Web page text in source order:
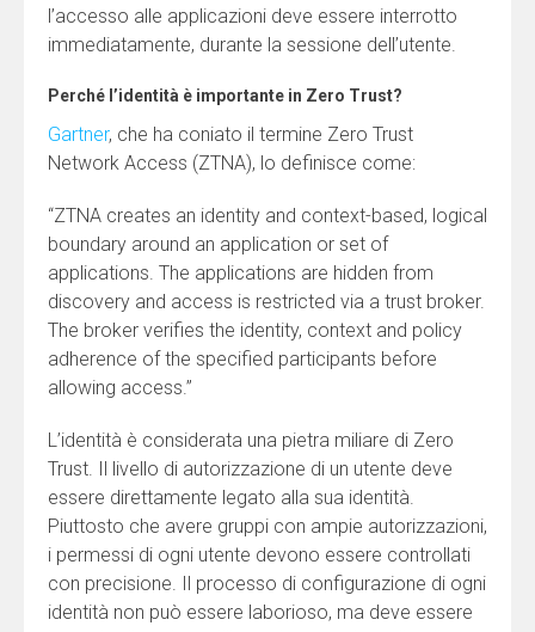
l’accesso alle applicazioni deve essere interrotto
immediatamente, durante la sessione dell’utente.
Perché l’identità è importante in Zero Trust?
Gartner, che ha coniato il termine Zero Trust
Network Access (ZTNA), lo definisce come:
“ZTNA creates an identity and context-based, logical
boundary around an application or set of
applications. The applications are hidden from
discovery and access is restricted via a trust broker.
The broker verifies the identity, context and policy
adherence of the specified participants before
allowing access.”
L’identità è considerata una pietra miliare di Zero
Trust. Il livello di autorizzazione di un utente deve
essere direttamente legato alla sua identità.
Piuttosto che avere gruppi con ampie autorizzazioni,
i permessi di ogni utente devono essere controllati
con precisione. Il processo di configurazione di ogni
identità non può essere laborioso, ma deve essere